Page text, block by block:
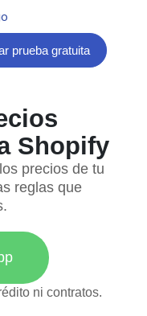
prueba gratuita
Shopify
precios de tu
reglas que
ni contratos.